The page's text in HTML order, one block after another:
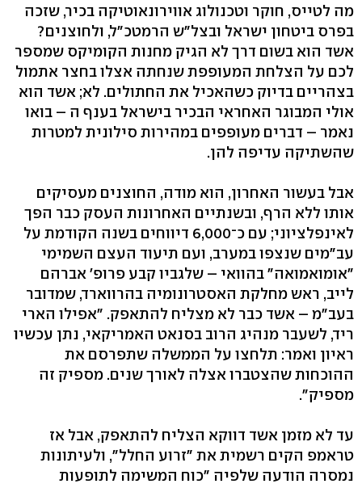
מה לטייס, חוקר וטכנולוג אווירונאוטיקה בכיר, שזכה
בפרס ביטחון ישראל ובצל"ש הרמטכ"ל, ולחוצנים?
אשד הוא בשום דרך לא הגיק מחנות הקומיקס שמספר
לכם על הצלחת המעופפת שנחתה אצלו בחצר אתמול
בצהריים בדיוק כשהאכיל את החתולים. לא; אשד הוא
אולי המבוגר האחראי הבכיר בישראל בענף ה – בואו
נאמר – דברים מעופפים במהירות סילונית למטרות
שהשתיקה עדיפה להן.
אבל בעשור האחרון, הוא מודה, החוצנים מעסיקים
אותו ללא הרף, ובשנתיים האחרונות העסק כבר הפך
לאינפלציוני; עם כ־6,000 דיווחים בשנה הקודמת על
עב"מים שנצפו במערב, ועם תיעוד העצם השמימי
"אומואמואה" בהוואי – שלגביו קבע פרופ' אברהם
לייב, ראש מחלקת האסטרונומיה בהרווארד, שמדובר
בעב"מ – אשד כבר לא מצליח להתאפק. "אפילו הארי
ריד, לשעבר מנהיג הרוב בסנאט האמריקאי, נתן עכשיו
ראיון ואמר: תלחצו על הממשלה שתפרסם את
ההוכחות שהצטברו אצלה לאורך שנים. מספיק זה
מספיק".
עד לא מזמן אשד דווקא הצליח להתאפק, אבל אז
טראמפ הקים רשמית את "זרוע החלל", ולעיתונות
נמסרה הודעה שלפיה "כוח המשימה לתופעות